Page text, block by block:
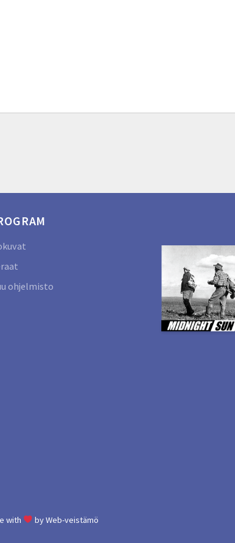
ohjelmisto
with byWeb-veistämö